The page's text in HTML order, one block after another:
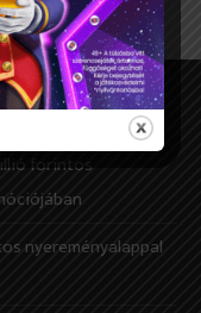
forintos
nyereményalappal